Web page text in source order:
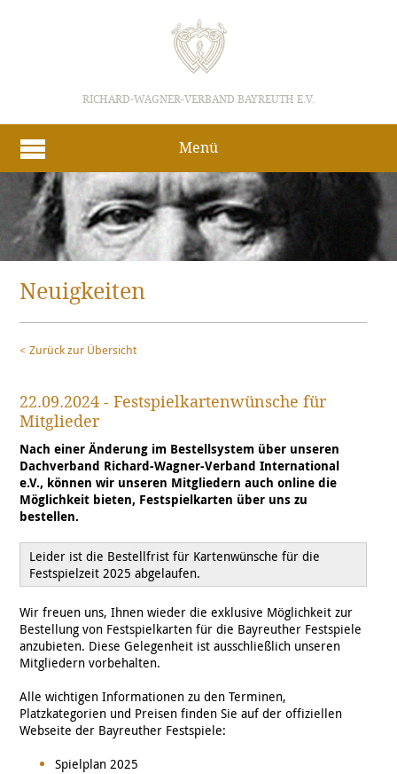
RICHARD-WAGNER-VERBAND BAYREUTH E.V.
Menü
Neuigkeiten
Zurück zur Übersicht
22.09.2024 - Festspielkartenwünsche für
Mitglieder
Nach einer Änderung im Bestellsystem über unseren
Dachverband Richard-Wagner-Verband International
e.V., können wir unseren Mitgliedern auch online die
Möglichkeit bieten, Festspielkarten über uns zu
bestellen.
Leider ist die Bestellfrist für Kartenwünsche für die
Festspielzeit 2025 abgelaufen.
Wir freuen uns, Ihnen wieder die exklusive Möglichkeit zur
Bestellung von Festspielkarten für die Bayreuther Festspiele
anzubieten. Diese Gelegenheit ist ausschließlich unseren
Mitgliedern vorbehalten.
Alle wichtigen Informationen zu den Terminen,
Platzkategorien und Preisen finden Sie auf der offiziellen
Webseite der Bayreuther Festspiele:
Spielplan 2025